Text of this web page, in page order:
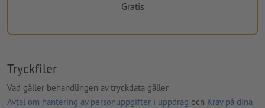
Gratis
Tryckfiler
Vad gäller behandlingen av tryckdata gäller
Avtal om hantering av personuppgifter i uppdrag och Krav på dina